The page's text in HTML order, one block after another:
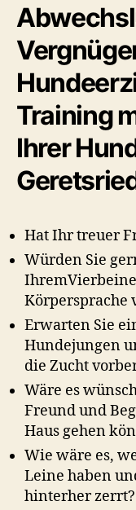
Training
Ihrer
Hat Ihr treuer
Würden Sie
Körpersprache
Erwarten Sie
Hundejungen
die Zucht
Wäre es
Freund und
Haus gehen
Wie wäre es,
Leine haben
hinterher zerrt?